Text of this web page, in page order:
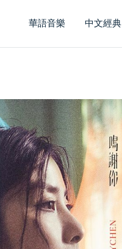
華語音樂 中文經典